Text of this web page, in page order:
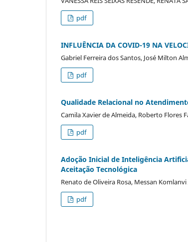
pdf
INFLUÊNCIA DA COVID-19 NA
Gabriel Ferreira dos Santos, José Milton
pdf
Qualidade Relacional no
Camila Xavier de Almeida, Roberto Flores
pdf
Adoção Inicial de Inteligência
Aceitação Tecnológica
Renato de Oliveira Rosa, Messan
pdf